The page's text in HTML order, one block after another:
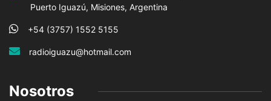
Puerto Iguazú, Misiones, Argentina
+54 (3757) 1552 5155
radioiguazu@hotmail.com
Nosotros